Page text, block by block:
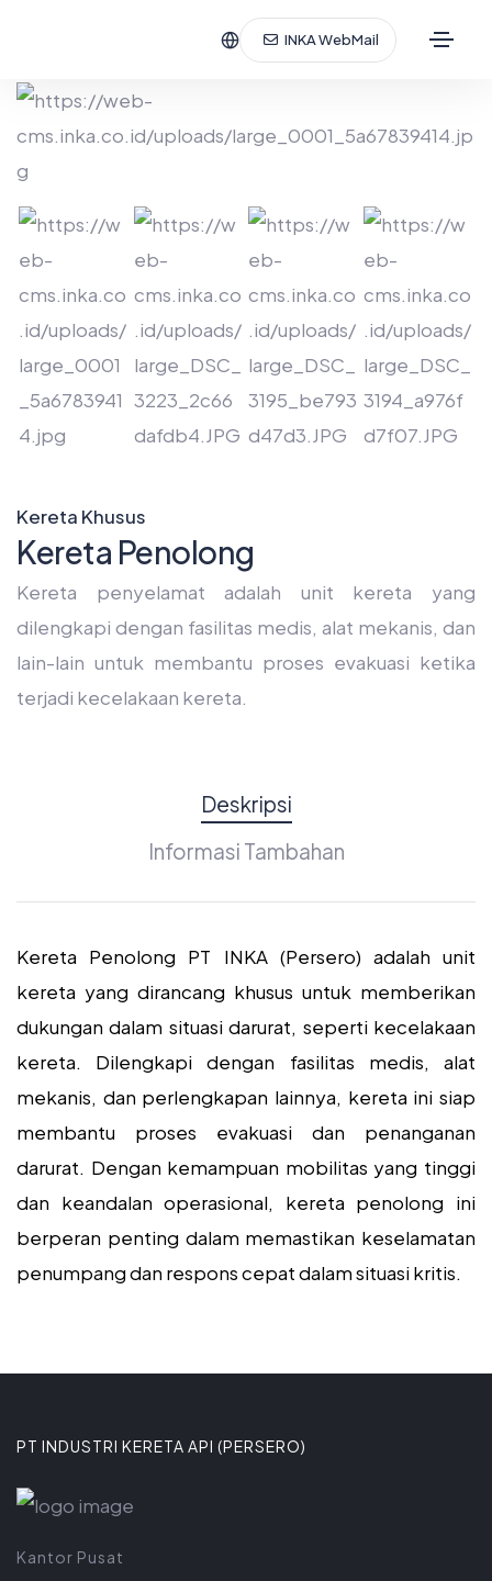
INKA WebMail
Kereta Khusus
Kereta Penolong
Kereta penyelamat adalah unit kereta yang
dilengkapi dengan fasilitas medis, alat mekanis, dan
lain-lain untuk membantu proses evakuasi ketika
terjadi kecelakaan kereta.
Deskripsi
Informasi Tambahan
Kereta Penolong PT INKA (Persero) adalah unit
kereta yang dirancang khusus untuk memberikan
dukungan dalam situasi darurat, seperti kecelakaan
kereta. Dilengkapi dengan fasilitas medis, alat
mekanis, dan perlengkapan lainnya, kereta ini siap
membantu proses evakuasi dan penanganan
darurat. Dengan kemampuan mobilitas yang tinggi
dan keandalan operasional, kereta penolong ini
berperan penting dalam memastikan keselamatan
penumpang dan respons cepat dalam situasi kritis.
PT INDUSTRI KERETA API (PERSERO)
Kantor Pusat